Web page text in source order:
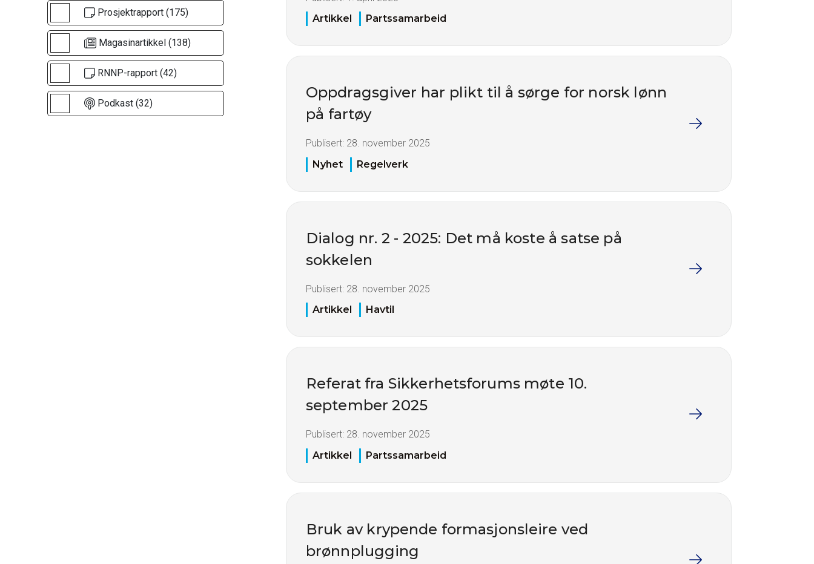
Prosjektrapport (175)
Magasinartikkel (138)
RNNP-rapport (42)
Podkast (32)
Artikkel
Partssamarbeid
Oppdragsgiver har plikt til å sørge for norsk lønn
på fartøy
Publisert: 28. november 2025
Nyhet
Regelverk
Dialog nr. 2 - 2025: Det må koste å satse på
sokkelen
Publisert: 28. november 2025
Artikkel
Havtil
Referat fra Sikkerhetsforums møte 10.
september 2025
Publisert: 28. november 2025
Artikkel
Partssamarbeid
Bruk av krypende formasjonsleire ved
brønnplugging